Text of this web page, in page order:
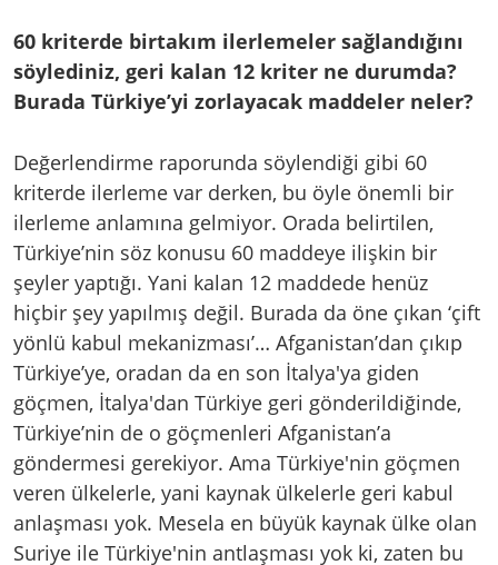
60 kriterde birtakım ilerlemeler sağlandığını
söylediniz, geri kalan 12 kriter ne durumda?
Burada Türkiye’yi zorlayacak maddeler neler?
Değerlendirme raporunda söylendiği gibi 60
kriterde ilerleme var derken, bu öyle önemli bir
ilerleme anlamına gelmiyor. Orada belirtilen,
Türkiye’nin söz konusu 60 maddeye ilişkin bir
şeyler yaptığı. Yani kalan 12 maddede henüz
hiçbir şey yapılmış değil. Burada da öne çıkan ‘çift
yönlü kabul mekanizması’… Afganistan’dan çıkıp
Türkiye’ye, oradan da en son İtalya'ya giden
göçmen, İtalya'dan Türkiye geri gönderildiğinde,
Türkiye’nin de o göçmenleri Afganistan’a
göndermesi gerekiyor. Ama Türkiye'nin göçmen
veren ülkelerle, yani kaynak ülkelerle geri kabul
anlaşması yok. Mesela en büyük kaynak ülke olan
Suriye ile Türkiye'nin antlaşması yok ki, zaten bu